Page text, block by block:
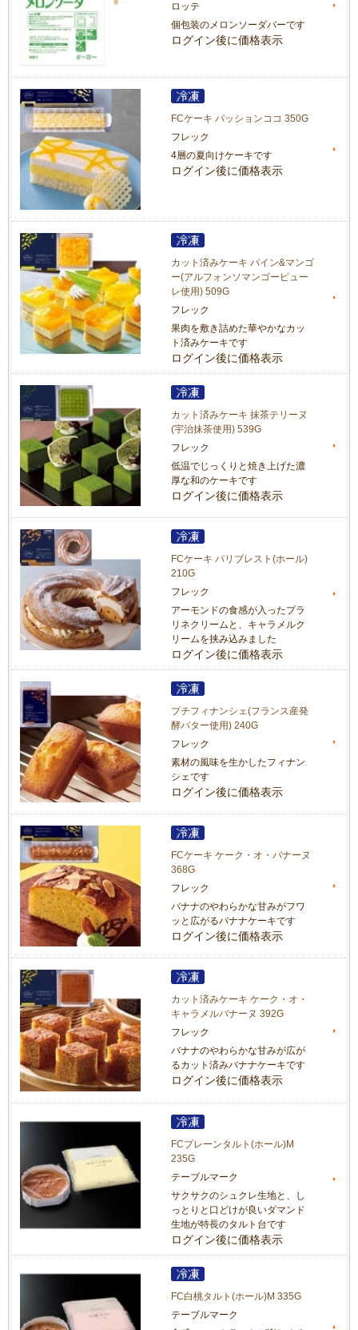
ロッテ
個包装のメロンソーダバーです
ログイン後に価格表示
FCケーキ パッションココ 350G
フレック
4層の夏向けケーキです
ログイン後に価格表示
カット済みケーキ パイン&マンゴ
ー(アルフォンソマンゴーピュー
レ使用) 509G
フレック
果肉を敷き詰めた華やかなカッ
ト済みケーキです
ログイン後に価格表示
カット済みケーキ 抹茶テリーヌ
(宇治抹茶使用) 539G
フレック
低温でじっくりと焼き上げた濃
厚な和のケーキです
ログイン後に価格表示
FCケーキ パリブレスト(ホール)
210G
フレック
アーモンドの食感が入ったプラ
リネクリームと、キャラメルク
リームを挟み込みました
ログイン後に価格表示
プチフィナンシェ(フランス産発
酵バター使用) 240G
フレック
素材の風味を生かしたフィナン
シェです
ログイン後に価格表示
FCケーキ ケーク・オ・バナーヌ
368G
フレック
バナナのやわらかな甘みがフワ
ッと広がるバナナケーキです
ログイン後に価格表示
カット済みケーキ ケーク・オ・
キャラメルバナーヌ 392G
フレック
バナナのやわらかな甘みが広が
るカット済みバナナケーキです
ログイン後に価格表示
FCプレーンタルト(ホール)M
235G
テーブルマーク
サクサクのシュクレ生地と、し
っとりと口どけが良いダマンド
生地が特長のタルト台です
ログイン後に価格表示
FC白桃タルト(ホール)M 335G
テーブルマーク